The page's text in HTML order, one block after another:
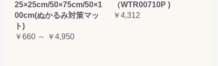
25×25cm/50×75cm/50×1
00cm(ぬかるみ対策マッ
ト)
￥660 ～ ￥4,950
（WTR00710P )
￥4,312